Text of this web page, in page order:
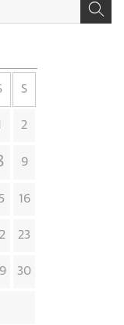
S
2
9
16
23
30